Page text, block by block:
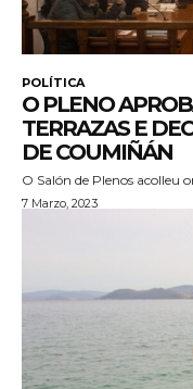
POLÍTICA
O PLENO
TERRAZAS E
DE COUMIÑÁN
O Salón de Plenos acolleu
7 Marzo, 2023